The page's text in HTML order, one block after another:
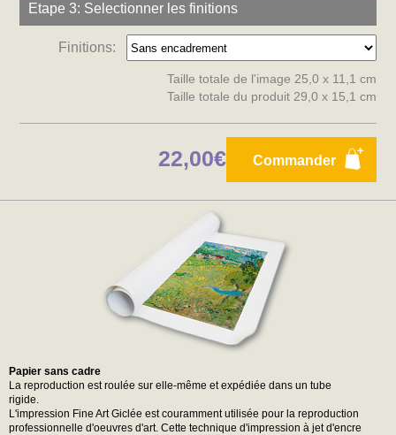
Etape 3: Selectionner les finitions
Finitions:
Taille totale de l'image 25,0 x 11,1 cm
Taille totale du produit 29,0 x 15,1 cm
Commander
22,00€
Papier sans cadre
La reproduction est roulée sur elle-même et expédiée dans un tube
rigide.
L'impression Fine Art Giclée est couramment utilisée pour la reproduction
professionnelle d'oeuvres d'art. Cette technique d'impression à jet d'encre